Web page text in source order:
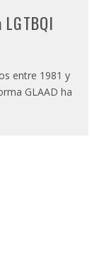
entre 1981 y
GLAAD ha